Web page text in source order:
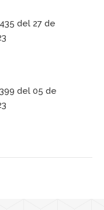
del 27 de
del 05 de